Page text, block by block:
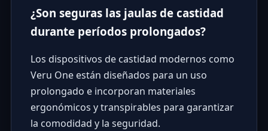
¿Son seguras las jaulas de castidad
durante períodos prolongados?
Los dispositivos de castidad modernos como
Veru One están diseñados para un uso
prolongado e incorporan materiales
ergonómicos y transpirables para garantizar
la comodidad y la seguridad.